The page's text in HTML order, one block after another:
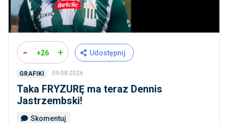
- +26 + Udostępnij
GRAFIKI 09-08-2026
Taka FRYZURĘ ma teraz Dennis
Jastrzembski!
Skomentuj